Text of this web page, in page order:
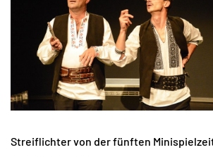
Streiflichter von der fünften